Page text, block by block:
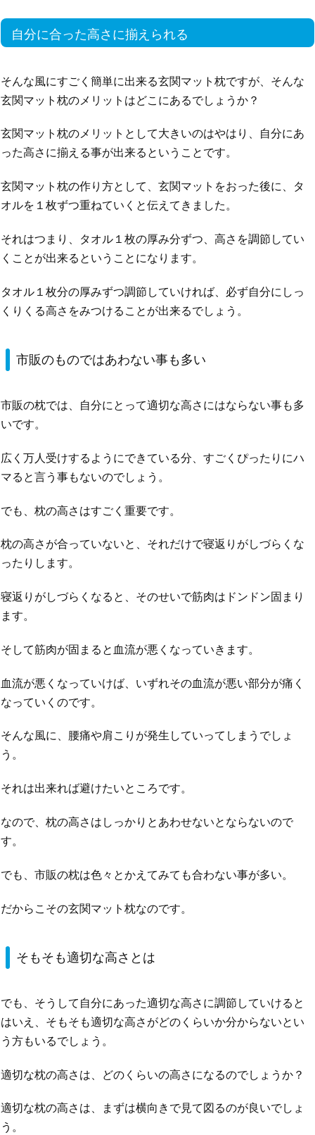
自分に合った高さに揃えられる
そんな風にすごく簡単に出来る玄関マット枕ですが、そんな
玄関マット枕のメリットはどこにあるでしょうか？
玄関マット枕のメリットとして大きいのはやはり、自分にあ
った高さに揃える事が出来るということです。
玄関マット枕の作り方として、玄関マットをおった後に、タ
オルを１枚ずつ重ねていくと伝えてきました。
それはつまり、タオル１枚の厚み分ずつ、高さを調節してい
くことが出来るということになります。
タオル１枚分の厚みずつ調節していければ、必ず自分にしっ
くりくる高さをみつけることが出来るでしょう。
市販のものではあわない事も多い
市販の枕では、自分にとって適切な高さにはならない事も多
いです。
広く万人受けするようにできている分、すごくぴったりにハ
マると言う事もないのでしょう。
でも、枕の高さはすごく重要です。
枕の高さが合っていないと、それだけで寝返りがしづらくな
ったりします。
寝返りがしづらくなると、そのせいで筋肉はドンドン固まり
ます。
そして筋肉が固まると血流が悪くなっていきます。
血流が悪くなっていけば、いずれその血流が悪い部分が痛く
なっていくのです。
そんな風に、腰痛や肩こりが発生していってしまうでしょ
う。
それは出来れば避けたいところです。
なので、枕の高さはしっかりとあわせないとならないので
す。
でも、市販の枕は色々とかえてみても合わない事が多い。
だからこその玄関マット枕なのです。
そもそも適切な高さとは
でも、そうして自分にあった適切な高さに調節していけると
はいえ、そもそも適切な高さがどのくらいか分からないとい
う方もいるでしょう。
適切な枕の高さは、どのくらいの高さになるのでしょうか？
適切な枕の高さは、まずは横向きで見て図るのが良いでしょ
う。